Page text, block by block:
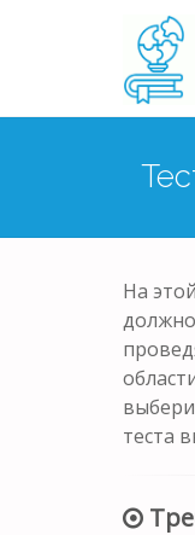
На
теста